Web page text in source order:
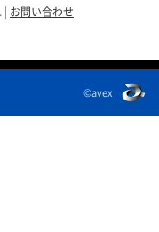
お問い合わせ
©avex